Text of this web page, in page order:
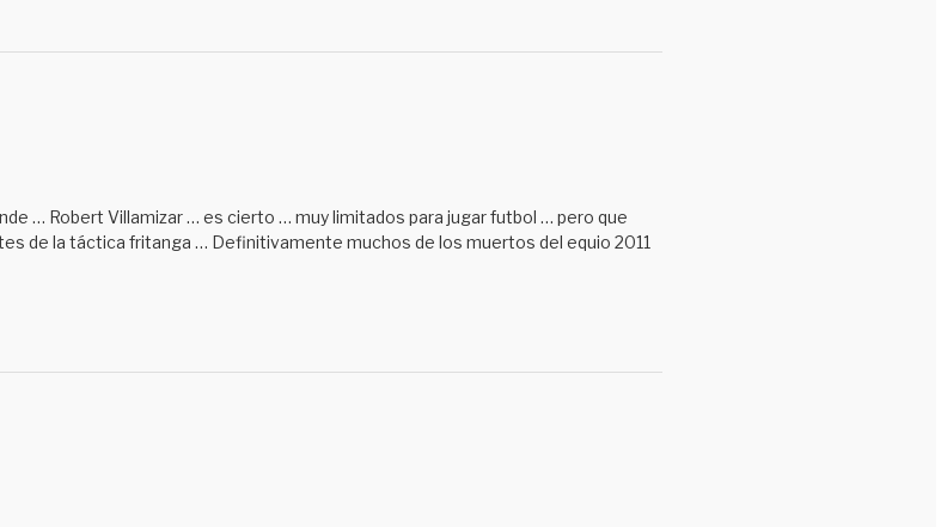
… Robert Villamizar … es cierto … muy limitados para jugar futbol … pero que
de la táctica fritanga … Definitivamente muchos de los muertos del equio 2011
¿Sería jodiendo?